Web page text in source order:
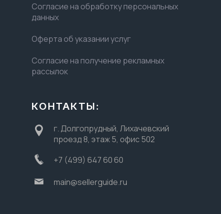
Согласие на обработку персональных
данных
Оферта об указании услуг
Согласие на получение рекламных
рассылок
КОНТАКТЫ:
г. Долгопрудный, Лихачевский
проезд 8, этаж 5, офис 502
+7 (499) 647 60 60
main@sellerguide.ru